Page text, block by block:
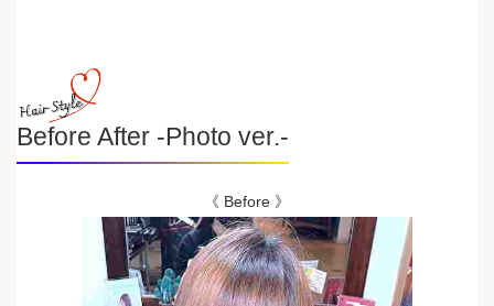
Before After -Photo ver.-
《 Before 》